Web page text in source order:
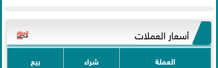
أسعار العملات
العملة شراء بيع